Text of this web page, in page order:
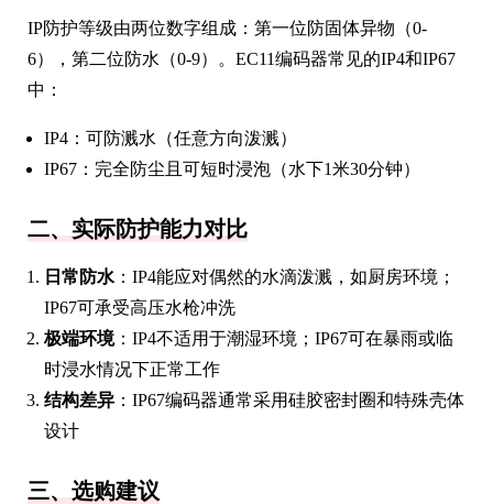
IP防护等级由两位数字组成：第一位防固体异物（0-
6），第二位防水（0-9）。EC11编码器常见的IP4和IP67
中：
IP4：可防溅水（任意方向泼溅）
IP67：完全防尘且可短时浸泡（水下1米30分钟）
二、实际防护能力对比
日常防水 ：IP4能应对偶然的水滴泼溅，如厨房环境；
IP67可承受高压水枪冲洗
极端环境：IP4不适用于潮湿环境；IP67可在暴雨或临
时浸水情况下正常工作
结构差异 ：IP67编码器通常采用硅胶密封圈和特殊壳体
设计
三、选购建议